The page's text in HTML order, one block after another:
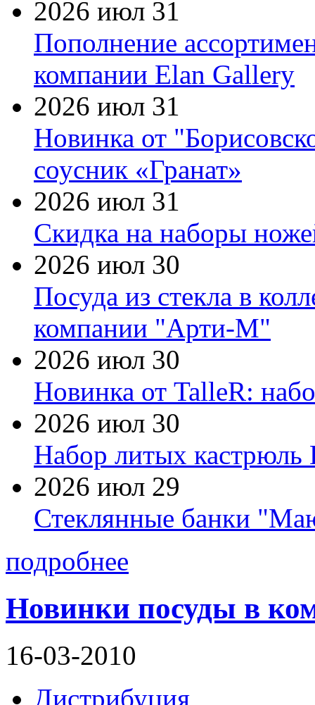
2026 июл 31
Пополнение
компании Elan Gallery
2026 июл 31
Новинка от
соусник «Гранат»
2026 июл 31
Скидка на наборы
2026 июл 30
Посуда из стекла в
компании "Арти-М"
2026 июл 30
Новинка от TalleR:
2026 июл 30
Набор литых кастрюль
2026 июл 29
Стеклянные банки
подробнее
Новинки посуды в
16-03-2010
Дистрибуция